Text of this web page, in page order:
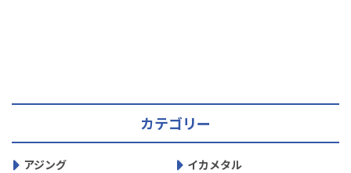
カテゴリー
アジング
イカメタル